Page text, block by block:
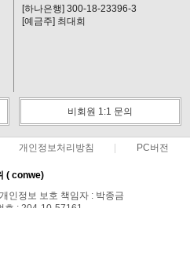
[하나은행] 300-18-23396-3
[예금주] 최대희
비회원 1:1 문의
개인정보처리방침 PC버전
( conwe)
인정보 보호 책임자 : 박종금
호 : 204-10-57161